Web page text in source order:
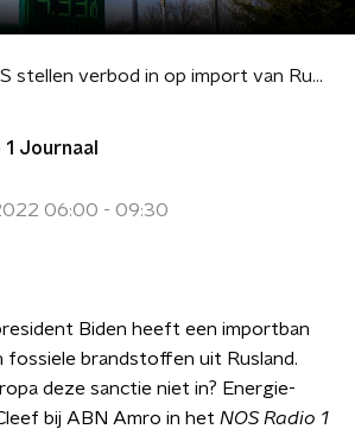
VS stellen verbod in op import van Russische olie, aardgas en kolen
1 Journaal
06:00 - 09:30
Biden heeft een importban
fossiele brandstoffen uit Rusland.
deze sanctie niet in? Energie-
bij ABN Amro in het NOS Radio 1